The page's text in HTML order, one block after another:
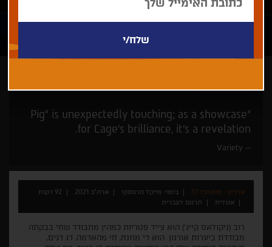
“Pig” is unexpectedly touching; as a showcase
for Cage’s brilliance, it’s a revelation.
Variety
ארכיון - פסטיבל 37 בימוי: מייקל סרנוסקי ארה"ב 2021
92 דקות
אנגלית
תרגום לעברית
רוב (ניקולאס קייג') הוא צייד פטריות כמהין מתבודד שחי בבקתה
מבודדת ביערות אורגון. הוא די מוזנח, חי מהאדמה, דג דגים,